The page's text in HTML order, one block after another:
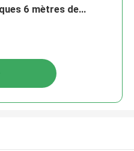
6 mètres de
d'ascenseur